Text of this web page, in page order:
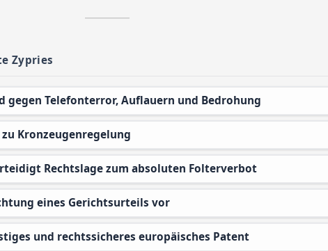
Zypries
gegen Telefonterror, Auflauern und Bedrohung
Kronzeugenregelung
Rechtslage zum absoluten Folterverbot
eines Gerichtsurteils vor
und rechtssicheres europäisches Patent